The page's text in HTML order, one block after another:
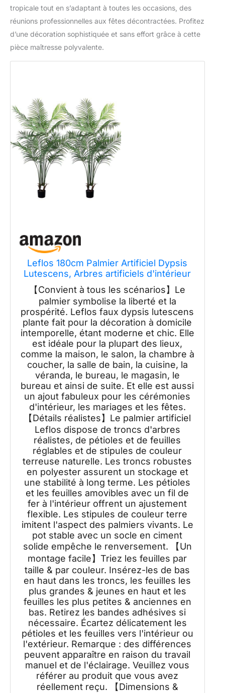
tropicale tout en s’adaptant à toutes les occasions, des
réunions professionnelles aux fêtes décontractées. Profitez
d’une décoration sophistiquée et sans effort grâce à cette
pièce maîtresse polyvalente.
Leflos 180cm Palmier Artificiel Dypsis
Lutescens, Arbres artificiels d'intérieur
Seulement avec 18 Troncs Amovibles,
2-pièces
【Convient à tous les scénarios】Le
palmier symbolise la liberté et la
prospérité. Leflos faux dypsis lutescens
plante fait pour la décoration à domicile
intemporelle, étant moderne et chic. Elle
est idéale pour la plupart des lieux,
comme la maison, le salon, la chambre à
coucher, la salle de bain, la cuisine, la
véranda, le bureau, le magasin, le
bureau et ainsi de suite. Et elle est aussi
un ajout fabuleux pour les cérémonies
d'intérieur, les mariages et les fêtes.
【Détails réalistes】Le palmier artificiel
Leflos dispose de troncs d'arbres
réalistes, de pétioles et de feuilles
réglables et de stipules de couleur
terreuse naturelle. Les troncs robustes
en polyester assurent un stockage et
une stabilité à long terme. Les pétioles
et les feuilles amovibles avec un fil de
fer à l'intérieur offrent un ajustement
flexible. Les stipules de couleur terre
imitent l'aspect des palmiers vivants. Le
pot stable avec un socle en ciment
solide empêche le renversement. 【Un
montage facile】Triez les feuilles par
taille & par couleur. Insérez-les de bas
en haut dans les troncs, les feuilles les
plus grandes & jeunes en haut et les
feuilles les plus petites & anciennes en
bas. Retirez les bandes adhésives si
nécessaire. Écartez délicatement les
pétioles et les feuilles vers l'intérieur ou
l'extérieur. Remarque : des différences
peuvent apparaître en raison du travail
manuel et de l'éclairage. Veuillez vous
référer au produit que vous avez
réellement reçu. 【Dimensions &